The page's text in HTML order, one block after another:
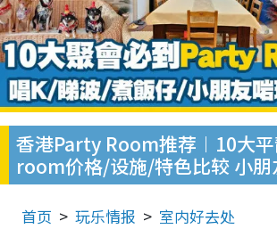
香港Party Room推荐︱10大
room价格/设施/特色比较 小
首页 玩乐情报 室内好去处